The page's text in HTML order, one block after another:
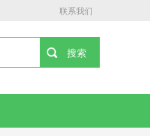
联系我们